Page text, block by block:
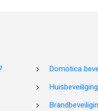
Domotica